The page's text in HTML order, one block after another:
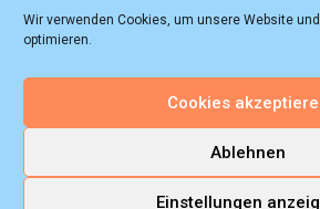
Wir verwenden Cookies, um unsere Website
optimieren.
Cookies
Ablehnen
Einstellungen
© 2018 - 2026